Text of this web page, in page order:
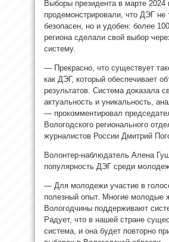
Выборы президента в марте 2024
продемонстрировали, что ДЭГ не
безопасен, но и удобен: более
региона сделали свой выбор
систему.
— Прекрасно, что существует
как ДЭГ, который обеспечивает
результатов. Система доказала
актуальность и уникальность,
— прокомментировал
Вологодского регионального
журналистов России Дмитрий
Волонтер-наблюдатель Алена
популярность ДЭГ среди
— Для молодежи участие в
полезный опыт. Многие молодые
Вологодчины поддерживают
Радует, что в нашей стране
система, и она будет повторно